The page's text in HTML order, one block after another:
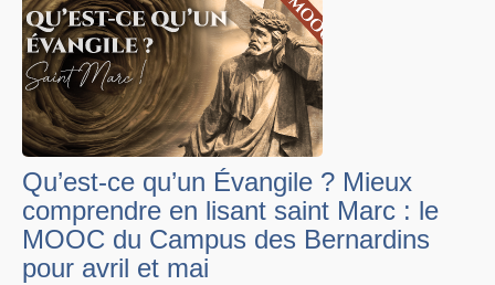
Qu’est-ce qu’un Évangile ? Mieux
comprendre en lisant saint Marc : le
MOOC du Campus des Bernardins
pour avril et mai